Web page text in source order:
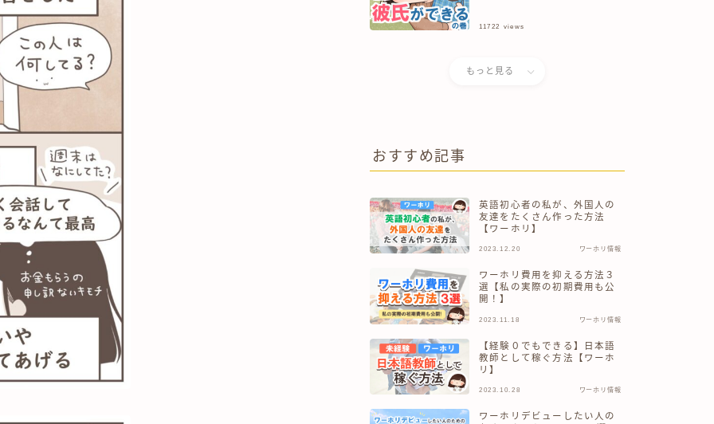
11722 views
もっと見る
おすすめ記事
英語初心者の私が、外国人の
友達をたくさん作った方法
【ワーホリ】
2023.12.20 ワーホリ情報
ワーホリ費用を抑える方法３
選【私の実際の初期費用も公
開！】
2023.11.18 ワーホリ情報
【経験０でもできる】日本語
教師として稼ぐ方法【ワーホ
リ】
2023.10.28 ワーホリ情報
ワーホリデビューしたい人の